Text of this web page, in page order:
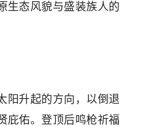
生态风貌与盛装族人的
阳升起的方向，以倒退
庇佑。登顶后鸣枪祈福